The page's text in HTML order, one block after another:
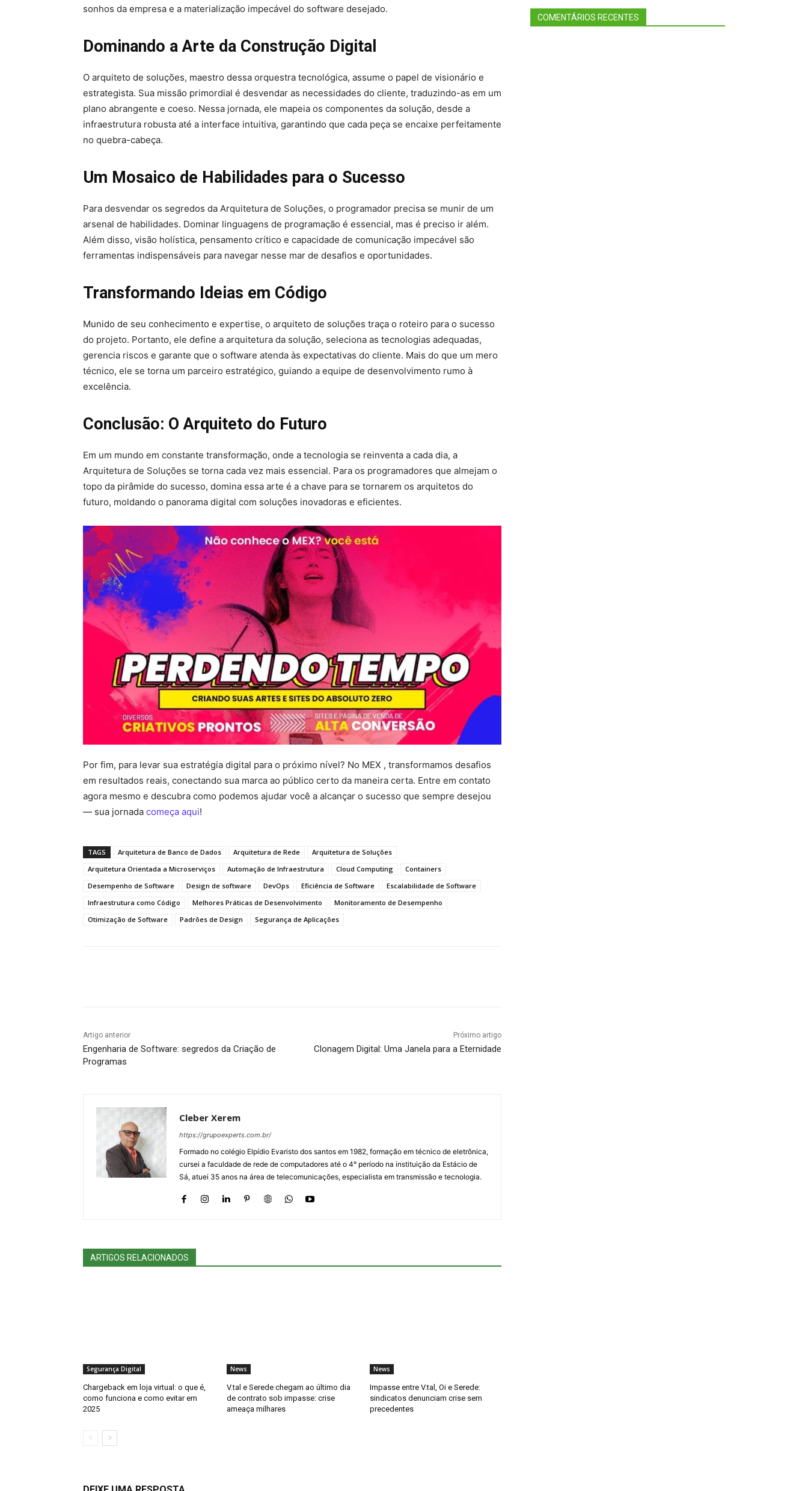
sonhos da empresa e a materialização impecável do software desejado.
Dominando a Arte da Construção Digital
O arquiteto de soluções, maestro dessa orquestra tecnológica, assume o papel de visionário e
estrategista. Sua missão primordial é desvendar as necessidades do cliente, traduzindo-as em um
plano abrangente e coeso. Nessa jornada, ele mapeia os componentes da solução, desde a
infraestrutura robusta até a interface intuitiva, garantindo que cada peça se encaixe perfeitamente
no quebra-cabeça.
Um Mosaico de Habilidades para o Sucesso
Para desvendar os segredos da Arquitetura de Soluções, o programador precisa se munir de um
arsenal de habilidades. Dominar linguagens de programação é essencial, mas é preciso ir além.
Além disso, visão holística, pensamento crítico e capacidade de comunicação impecável são
ferramentas indispensáveis para navegar nesse mar de desafios e oportunidades.
Transformando Ideias em Código
Munido de seu conhecimento e expertise, o arquiteto de soluções traça o roteiro para o sucesso
do projeto. Portanto, ele define a arquitetura da solução, seleciona as tecnologias adequadas,
gerencia riscos e garante que o software atenda às expectativas do cliente. Mais do que um mero
técnico, ele se torna um parceiro estratégico, guiando a equipe de desenvolvimento rumo à
excelência.
Conclusão: O Arquiteto do Futuro
Em um mundo em constante transformação, onde a tecnologia se reinventa a cada dia, a
Arquitetura de Soluções se torna cada vez mais essencial. Para os programadores que almejam o
topo da pirâmide do sucesso, domina essa arte é a chave para se tornarem os arquitetos do
futuro, moldando o panorama digital com soluções inovadoras e eficientes.
Por fim, para levar sua estratégia digital para o próximo nível? No MEX , transformamos desafios
em resultados reais, conectando sua marca ao público certo da maneira certa. Entre em contato
agora mesmo e descubra como podemos ajudar você a alcançar o sucesso que sempre desejou
— sua jornada começa aqui!
TAGS Arquitetura de Banco de Dados Arquitetura de Rede
Arquitetura de Soluções
Arquitetura Orientada a Microserviços
Automação de Infraestrutura Cloud Computing
Containers
Desempenho de Software
Design de software DevOps Eficiência de Software
Escalabilidade de Software
Infraestrutura como Código
Melhores Práticas de Desenvolvimento
Monitoramento de Desempenho
Otimização de Software
Padrões de Design Segurança de Aplicações
Artigo anterior
Engenharia de Software: segredos da Criação de
Programas
Próximo artigo
Clonagem Digital: Uma Janela para a Eternidade
Cleber Xerem
https://grupoexperts.com.br/
Formado no colégio Elpídio Evaristo dos santos em 1982, formação em técnico de eletrônica,
cursei a faculdade de rede de computadores até o 4° período na instituição da Estácio de
Sá, atuei 35 anos na área de telecomunicações, especialista em transmissão e tecnologia.
ARTIGOS RELACIONADOS
Segurança Digital
Chargeback em loja virtual: o que é,
como funciona e como evitar em
2025
News
V.tal e Serede chegam ao último dia
de contrato sob impasse: crise
ameaça milhares
News
Impasse entre V.tal, Oi e Serede:
sindicatos denunciam crise sem
precedentes
COMENTÁRIOS RECENTES